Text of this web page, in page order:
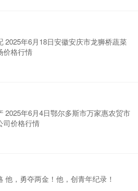
2025年6月18日安徽安庆市龙狮桥蔬菜
价格行情
2025年6月4日鄂尔多斯市万家惠农贸市
司价格行情
他，勇夺两金！他，创青年纪录！